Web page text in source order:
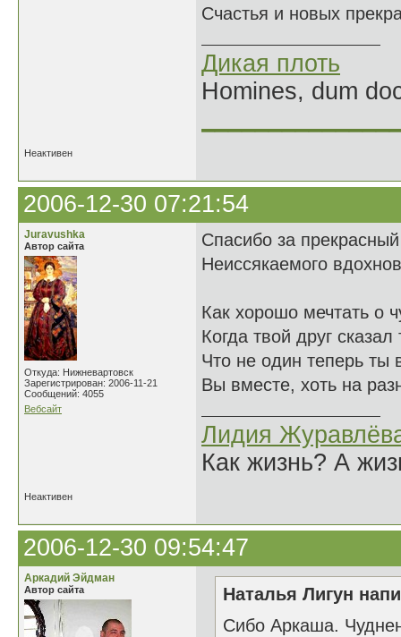
Счастья и новых
Дикая плоть
Homines, dum
Неактивен
2006-12-30 07:21:54
Juravushka
Автор сайта
Откуда: Нижневартовск
Зарегистрирован: 2006-11-21
Сообщений: 4055
Вебсайт
Спасибо за
Неиссякаемого
Как хорошо мечтать о
Когда твой друг сказал
Что не один теперь ты
Вы вместе, хоть на
Лидия
Как жизнь? А
Неактивен
2006-12-30 09:54:47
Аркадий Эйдман
Автор сайта
Наталья Лигун
Сибо Аркаша.